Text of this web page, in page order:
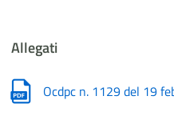
Allegati
Ocdpc n. 1129 del 19